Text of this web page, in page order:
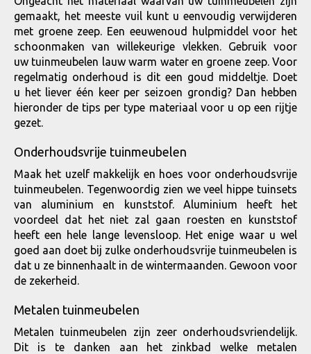
gemaakt, het meeste vuil kunt u eenvoudig verwijderen
met groene zeep. Een eeuwenoud hulpmiddel voor het
schoonmaken van willekeurige vlekken. Gebruik voor
uw tuinmeubelen lauw warm water en groene zeep. Voor
regelmatig onderhoud is dit een goud middeltje. Doet
u het liever één keer per seizoen grondig? Dan hebben
hieronder de tips per type materiaal voor u op een rijtje
gezet.
Onderhoudsvrije tuinmeubelen
Maak het uzelf makkelijk en hoes voor onderhoudsvrije
tuinmeubelen. Tegenwoordig zien we veel hippe tuinsets
van aluminium en kunststof. Aluminium heeft het
voordeel dat het niet zal gaan roesten en kunststof
heeft een hele lange levensloop. Het enige waar u wel
goed aan doet bij zulke onderhoudsvrije tuinmeubelen is
dat u ze binnenhaalt in de wintermaanden. Gewoon voor
de zekerheid.
Metalen tuinmeubelen
Metalen tuinmeubelen zijn zeer onderhoudsvriendelijk.
Dit is te danken aan het zinkbad welke metalen